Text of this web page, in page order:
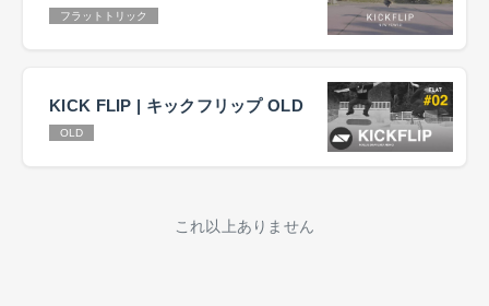
フラットトリック
KICK FLIP | キックフリップ OLD
OLD
これ以上ありません